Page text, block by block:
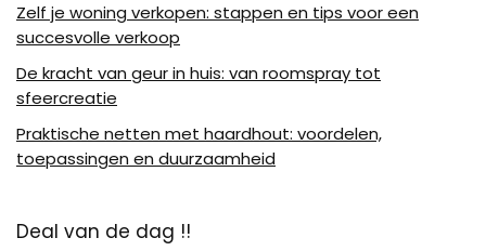
Zelf je woning verkopen: stappen en tips voor een
succesvolle verkoop
De kracht van geur in huis: van roomspray tot
sfeercreatie
Praktische netten met haardhout: voordelen,
toepassingen en duurzaamheid
Deal van de dag !!